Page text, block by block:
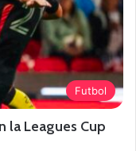
Futbol
la Leagues Cup